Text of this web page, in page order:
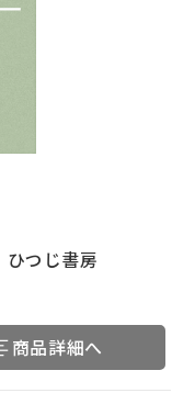
ひつじ書房
商品詳細へ